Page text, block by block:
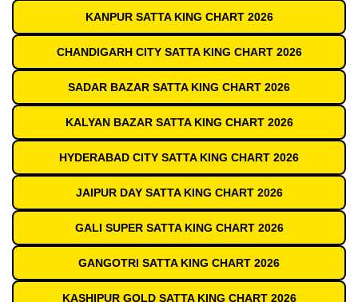
KANPUR SATTA KING CHART 2026
CHANDIGARH CITY SATTA KING CHART 2026
SADAR BAZAR SATTA KING CHART 2026
KALYAN BAZAR SATTA KING CHART 2026
HYDERABAD CITY SATTA KING CHART 2026
JAIPUR DAY SATTA KING CHART 2026
GALI SUPER SATTA KING CHART 2026
GANGOTRI SATTA KING CHART 2026
KASHIPUR GOLD SATTA KING CHART 2026